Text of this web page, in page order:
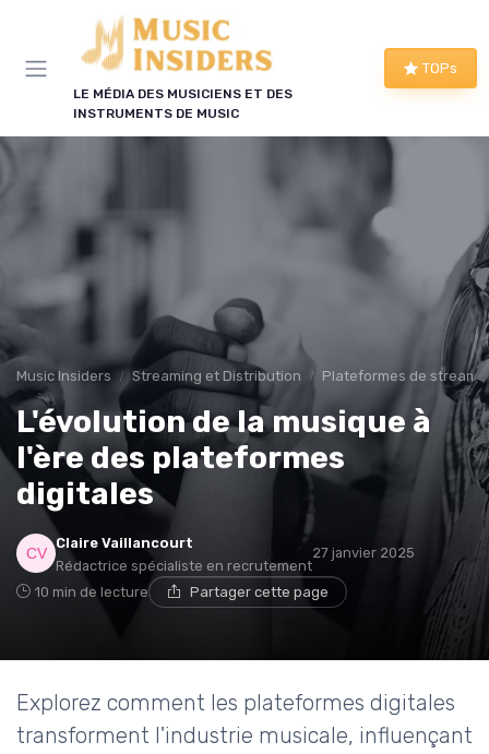
LE MÉDIA DES MUSICIENS ET DES
INSTRUMENTS DE MUSIC
TOPs
Music Insiders Streaming et Distribution Plateformes de
L'évolution de la musique à
l'ère des plateformes
digitales
Claire Vaillancourt
Rédactrice spécialiste en recrutement
27 janvier 2025
10 min de lecture Partager cette page
Explorez comment les plateformes digitales
transforment l'industrie musicale, influençant
Panneau de gestion des cookies